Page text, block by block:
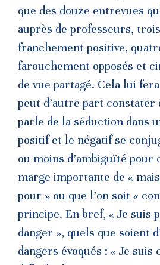
que des douze entrevues
auprès de professeurs,
franchement positive,
farouchement opposés et
de vue partagé. Cela lui
peut d’autre part constater
parle de la séduction dans
positif et le négatif se
ou moins d’ambiguïté pour
marge importante de «
pour » ou que l’on soit «
principe. En bref, « Je suis
danger », quels que soient
dangers évoqués : « Je